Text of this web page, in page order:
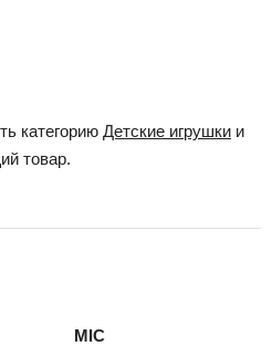
категорию Детские игрушки и
товар.
MIC